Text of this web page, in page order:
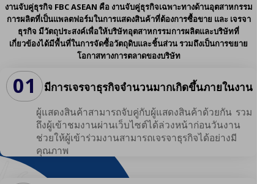
ผู้แสดงสินค้าสามารถจับคู่กับผู้แสดงสินค้าด้วยกัน รวม
ถึงผู้เข้าชมงานผ่านเว็บไซต์ได้ล่วงหน้าก่อนวันงาน
ช่วยให้ผู้เข้าร่วมงานสามารถเจรจาธุรกิจได้อย่างมี
คุณภาพ
01 มีการเจรจาธุรกิจจำนวนมากเกิดขึ้นภายในงาน
งานจับคู่ธุรกิจ FBC ASEAN คือ งานจับคู่ธุรกิจเฉพาะทางด้านอุตสาหกรรม
การผลิตที่เป็นแพลตฟอร์มในการแสดงสินค้าที่ต้องการซื้อขาย และ เจรจา
ธุรกิจ มีวัตถุประสงค์เพื่อให้บริษัทอุตสาหกรรมการผลิตและบริษัทที่
เกี่ยวข้องได้มีพื้นที่ในการจัดซื้อวัตถุดิบและชิ้นส่วน รวมถึงเป็นการขยาย
โอกาสทางการตลาดของบริษัท